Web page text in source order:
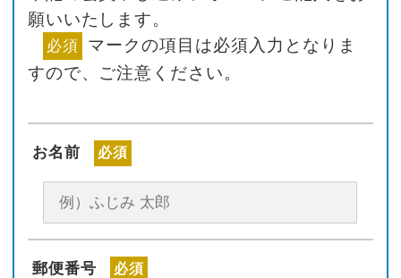
願いいたします。
必須 マークの項目は必須入力となりま
すので、ご注意ください。
お名前 必須
郵便番号 必須